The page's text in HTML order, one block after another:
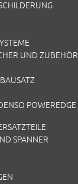
UND ZUBEHÖR
POWEREDGE
SPANNER